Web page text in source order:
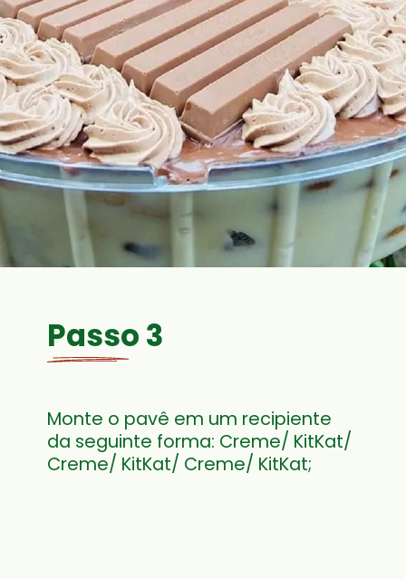
Passo 3
Monte o pavê em um recipiente
da seguinte forma: Creme/ KitKat/
Creme/ KitKat/ Creme/ KitKat;